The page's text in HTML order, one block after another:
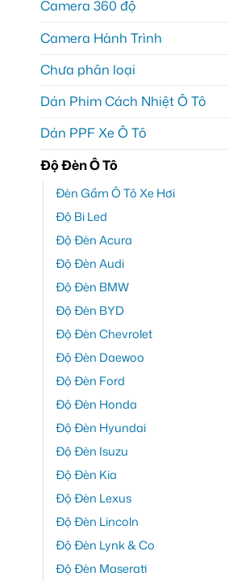
Camera 360 độ
Camera Hành Trình
Chưa phân loại
Dán Phim Cách Nhiệt Ô Tô
Dán PPF Xe Ô Tô
Độ Đèn Ô Tô
Đèn Gầm Ô Tô Xe Hơi
Độ Bi Led
Độ Đèn Acura
Độ Đèn Audi
Độ Đèn BMW
Độ Đèn BYD
Độ Đèn Chevrolet
Độ Đèn Daewoo
Độ Đèn Ford
Độ Đèn Honda
Độ Đèn Hyundai
Độ Đèn Isuzu
Độ Đèn Kia
Độ Đèn Lexus
Độ Đèn Lincoln
Độ Đèn Lynk & Co
Độ Đèn Maserati